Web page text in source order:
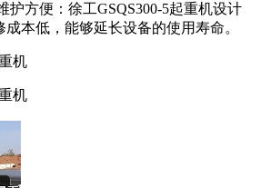
护方便：徐工GSQS300-5起重机设计
本低，能够延长设备的使用寿命。